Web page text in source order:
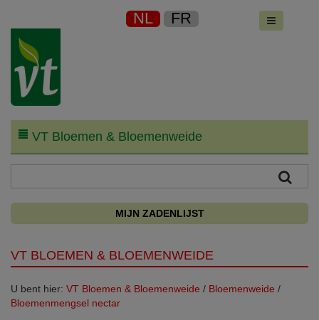
NL FR
VT Bloemen & Bloemenweide
MIJN ZADENLIJST
VT BLOEMEN & BLOEMENWEIDE
U bent hier: VT Bloemen & Bloemenweide / Bloemenweide /
Bloemenmengsel nectar